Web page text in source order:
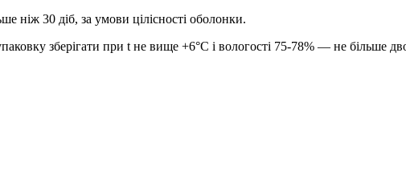
ніж 30 діб, за умови цілісності оболонки.
зберігати при t не вище +6°С і вологості 75-78% — не більше